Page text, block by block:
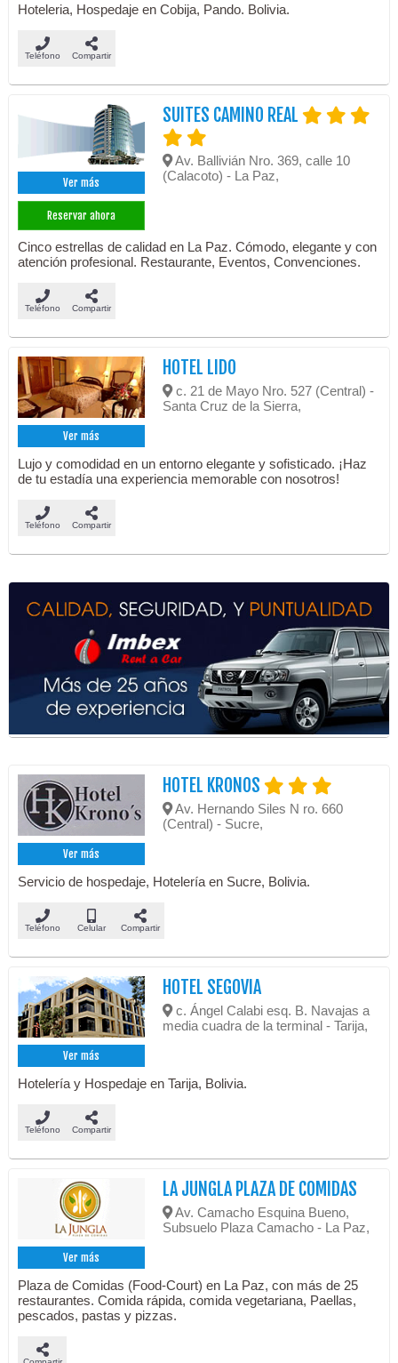
Hoteleria, Hospedaje en Cobija, Pando. Bolivia.
Teléfono Compartir
Ver más
Reservar ahora
SUITES CAMINO REAL
Av. Ballivián Nro. 369, calle 10
(Calacoto) - La Paz,
Cinco estrellas de calidad en La Paz. Cómodo, elegante y con
atención profesional. Restaurante, Eventos, Convenciones.
Teléfono Compartir
Ver más
HOTEL LIDO
c. 21 de Mayo Nro. 527 (Central) -
Santa Cruz de la Sierra,
Lujo y comodidad en un entorno elegante y sofisticado. ¡Haz
de tu estadía una experiencia memorable con nosotros!
Teléfono Compartir
Ver más
HOTEL KRONOS
Av. Hernando Siles N ro. 660
(Central) - Sucre,
Servicio de hospedaje, Hotelería en Sucre, Bolivia.
Teléfono Celular Compartir
Ver más
HOTEL SEGOVIA
c. Ángel Calabi esq. B. Navajas a
media cuadra de la terminal - Tarija,
Hotelería y Hospedaje en Tarija, Bolivia.
Teléfono Compartir
Ver más
LA JUNGLA PLAZA DE COMIDAS
Av. Camacho Esquina Bueno,
Subsuelo Plaza Camacho - La Paz,
Plaza de Comidas (Food-Court) en La Paz, con más de 25
restaurantes. Comida rápida, comida vegetariana, Paellas,
pescados, pastas y pizzas.